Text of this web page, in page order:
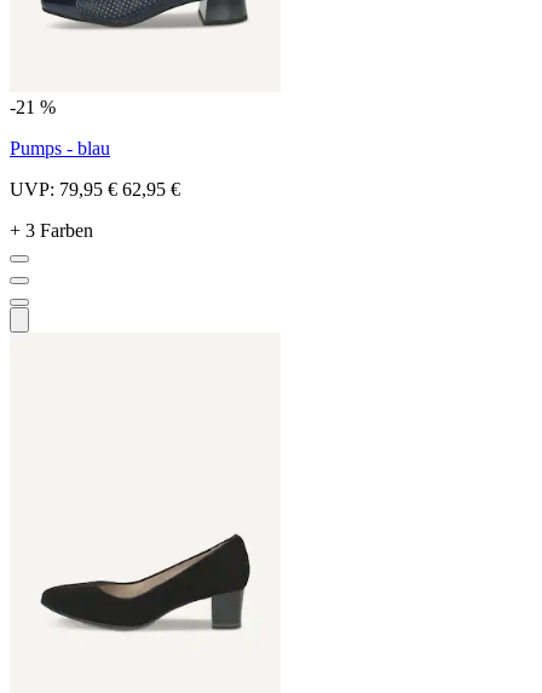
-21 %
Pumps - blau
UVP: 79,95 € 62,95 €
+ 3 Farben